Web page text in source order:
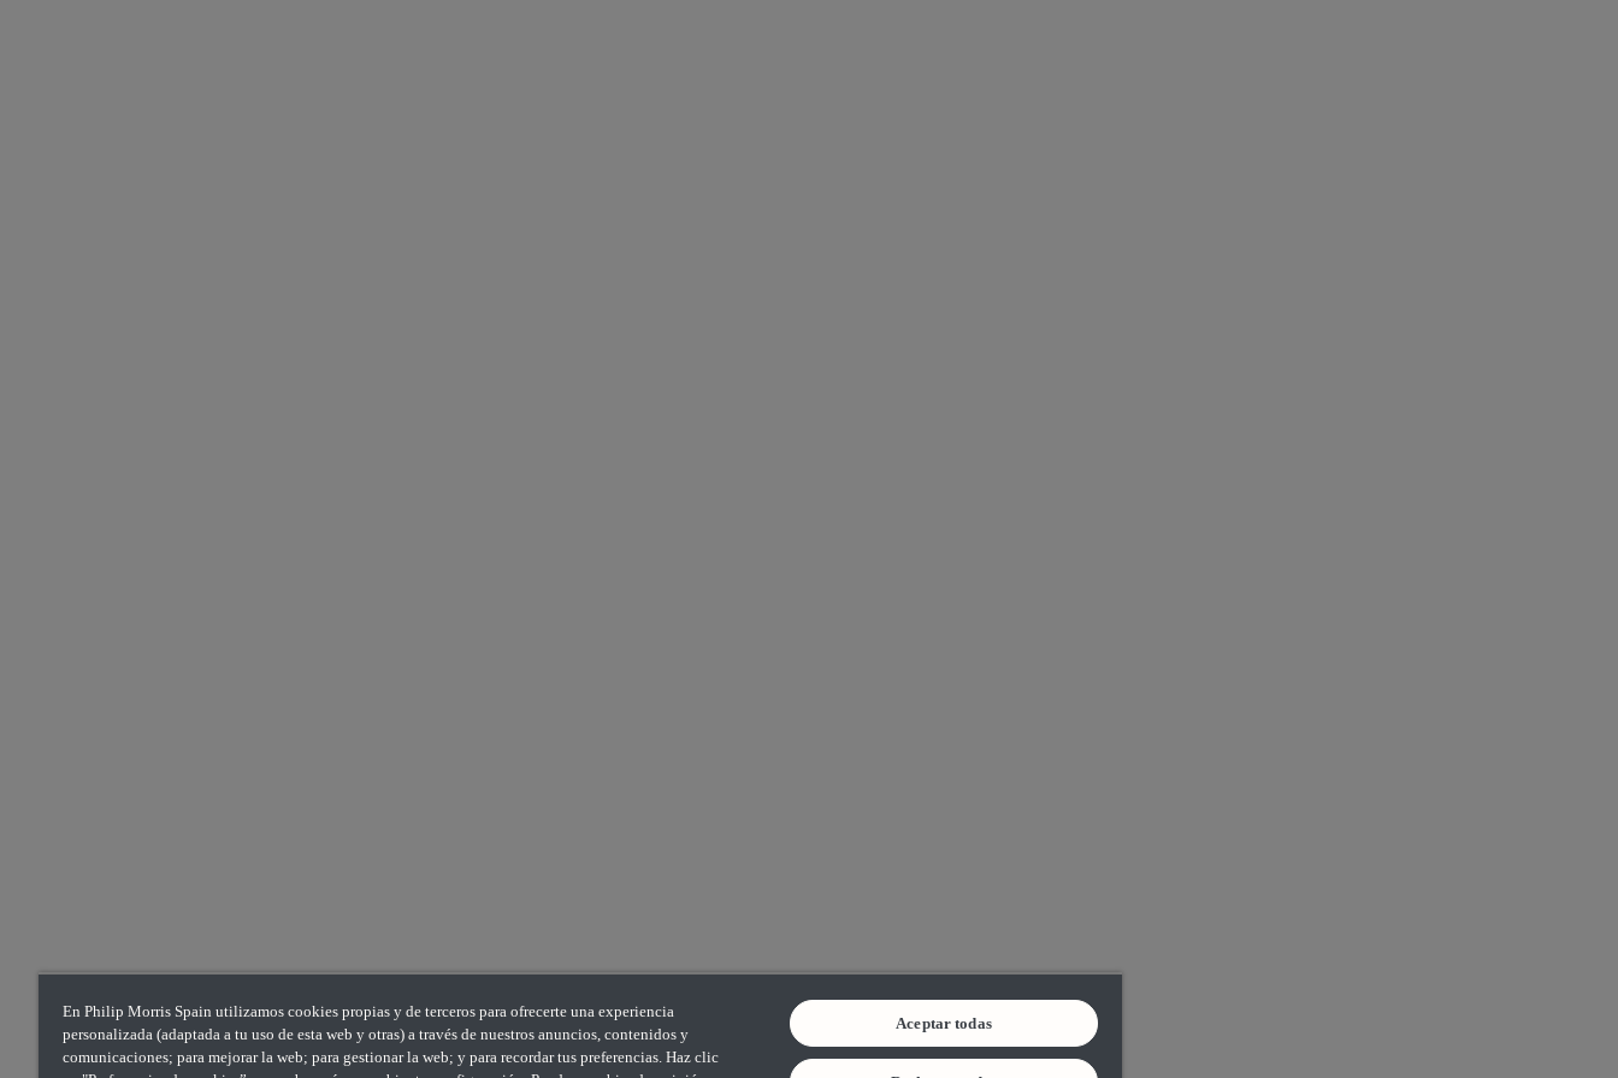
En Philip Morris Spain utilizamos cookies propias y de terceros para ofrecerte una experiencia
personalizada (adaptada a tu uso de esta web y otras) a través de nuestros anuncios, contenidos y
comunicaciones; para mejorar la web; para gestionar la web; y para recordar tus preferencias. Haz clic
Aceptar todas